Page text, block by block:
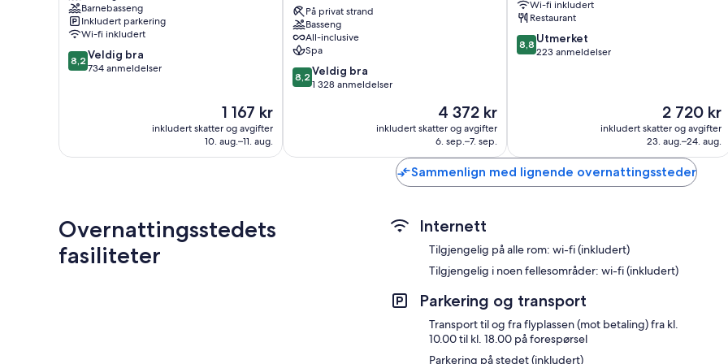
Garderobeskap, kjøleskap og baby-/barneseng (inkludert)
Curacao
Jan
Thiel
Barnebasseng
Inkludert parkering
Wi-fi inkludert
8.2
av
8,2 Veldig bra
734 anmeldelser
Prisen
er
1 167 kr
1 167 kr
inkludert skatter og avgifter
10. aug.–11. aug.
Corendon
Curacao
All-
Inclusive,
Curio
by
På privat strand
Basseng
All-inclusive
Spa
8.2
av
anmeldelser
8,2 Veldig bra
1 328 anmeldelser
Prisen
er
4 372 kr
4 372 kr
inkludert skatter og avgifter
6. sep.–7. sep.
Wi-fi inkludert
Restaurant
8.8
av
8,8 Utmerket
223 anmeldelser
Prisen
er
2 720 kr
2 720 kr
inkludert skatter og avgifter
23. aug.–24. aug.
Sammenlign med lignende overnattingssteder
Overnattingsstedets
fasiliteter
Internett
Tilgjengelig på alle rom: wi-fi (inkludert)
Tilgjengelig i noen fellesområder: wi-fi (inkludert)
Parkering og transport
Transport til og fra flyplassen (mot betaling) fra kl.
10.00 til kl. 18.00 på forespørsel
Parkering på stedet (inkludert)